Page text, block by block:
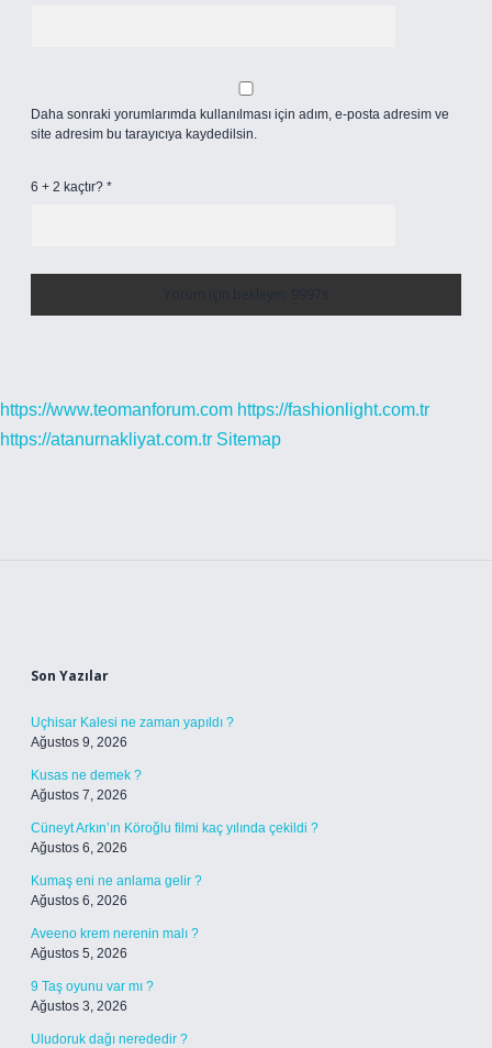
Daha sonraki yorumlarımda kullanılması için adım, e-posta adresim ve
site adresim bu tarayıcıya kaydedilsin.
6 + 2 kaçtır? *
https://www.teomanforum.com https://fashionlight.com.tr
https://atanurnakliyat.com.tr Sitemap
Son Yazılar
Uçhisar Kalesi ne zaman yapıldı ?
Ağustos 9, 2026
Kusas ne demek ?
Ağustos 7, 2026
Cüneyt Arkın’ın Köroğlu filmi kaç yılında çekildi ?
Ağustos 6, 2026
Kumaş eni ne anlama gelir ?
Ağustos 6, 2026
Aveeno krem nerenin malı ?
Ağustos 5, 2026
9 Taş oyunu var mı ?
Ağustos 3, 2026
Uludoruk dağı nerededir ?